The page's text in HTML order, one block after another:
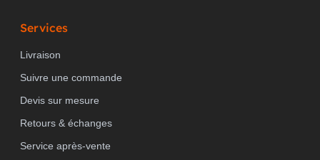
Services
Livraison
Suivre une commande
Devis sur mesure
Retours & échanges
Service après-vente